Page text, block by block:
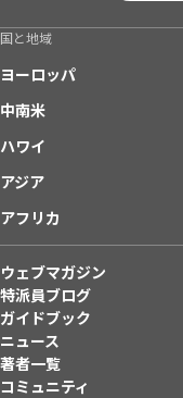
国と地域
ヨーロッパ
中南米
ハワイ
アジア
アフリカ
ウェブマガジン
特派員ブログ
ガイドブック
ニュース
著者一覧
コミュニティ